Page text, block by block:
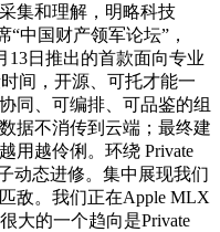
集和理解，明略科技
“中国财产领军论坛”，
13日推出的首款面向专业
间，开源、可托才能一
同、可编排、可品鉴的组
据不消传到云端；最终建
用越伶俐。环绕 Private
动态进修。集中展现我们
敌。我们正在Apple MLX
大的一个趋向是Private